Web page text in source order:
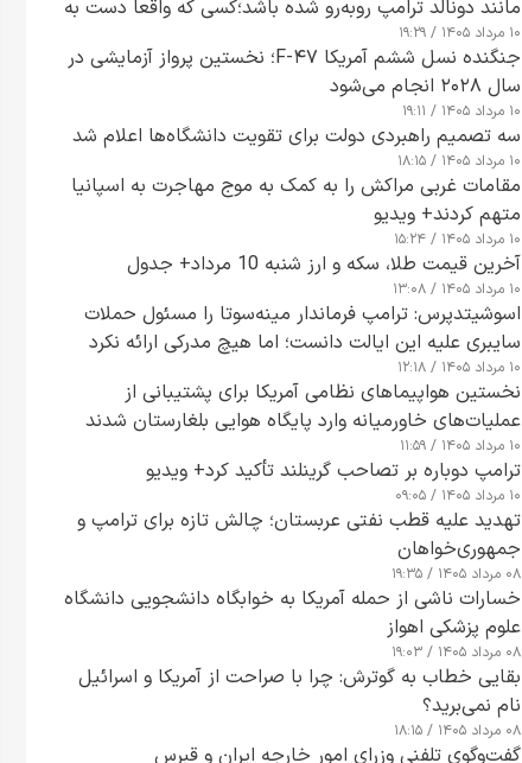
مانند دونالد ترامپ روبه‌رو شده باشد؛کسی که واقعاً دست به
اقدام می‌زند
۱۰ مرداد ۱۴۰۵ / ۱۹:۲۹
جنگنده نسل ششم آمریکا F-۴۷؛ نخستین پرواز آزمایشی در
سال ۲۰۲۸ انجام می‌شود
۱۰ مرداد ۱۴۰۵ / ۱۹:۱۱
سه تصمیم راهبردی دولت برای تقویت دانشگاه‌ها اعلام شد
۱۰ مرداد ۱۴۰۵ / ۱۸:۱۵
مقامات غربی مراکش را به کمک به موج مهاجرت به اسپانیا
متهم کردند+ ویدیو
۱۰ مرداد ۱۴۰۵ / ۱۵:۲۴
آخرین قیمت طلا، سکه و ارز شنبه 10 مرداد+ جدول
۱۰ مرداد ۱۴۰۵ / ۱۳:۰۸
اسوشیتدپرس: ترامپ فرماندار مینه‌سوتا را مسئول حملات
سایبری علیه این ایالت دانست؛ اما هیچ مدرکی ارائه نکرد
۱۰ مرداد ۱۴۰۵ / ۱۲:۱۸
نخستین هواپیماهای نظامی آمریکا برای پشتیبانی از
عملیات‌های خاورمیانه وارد پایگاه هوایی بلغارستان شدند
۱۰ مرداد ۱۴۰۵ / ۱۱:۵۹
ترامپ دوباره بر تصاحب گرینلند تأکید کرد+ ویدیو
۱۰ مرداد ۱۴۰۵ / ۰۹:۰۵
تهدید علیه قطب نفتی عربستان؛ چالش تازه برای ترامپ و
جمهوری‌خواهان
۰۸ مرداد ۱۴۰۵ / ۱۹:۳۵
خسارات ناشی از حمله آمریکا به خوابگاه دانشجویی دانشگاه
علوم پزشکی اهواز
۰۸ مرداد ۱۴۰۵ / ۱۹:۰۳
بقایی خطاب به گوترش: چرا با صراحت از آمریکا و اسرائیل
نام نمی‌برید؟
۰۸ مرداد ۱۴۰۵ / ۱۸:۱۵
گفت‌وگوی تلفنی وزرای امور خارجه ایران و قبرس